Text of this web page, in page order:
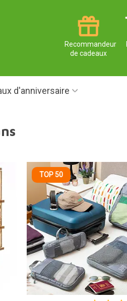
Recommandeur
de cadeaux
d'anniversaire
TOP 50